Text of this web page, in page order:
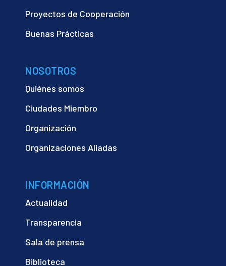
Proyectos de Cooperación
Buenas Prácticas
NOSOTROS
Quiénes somos
Ciudades Miembro
Organización
Organizaciones Aliadas
INFORMACIÓN
Actualidad
Transparencia
Sala de prensa
Biblioteca